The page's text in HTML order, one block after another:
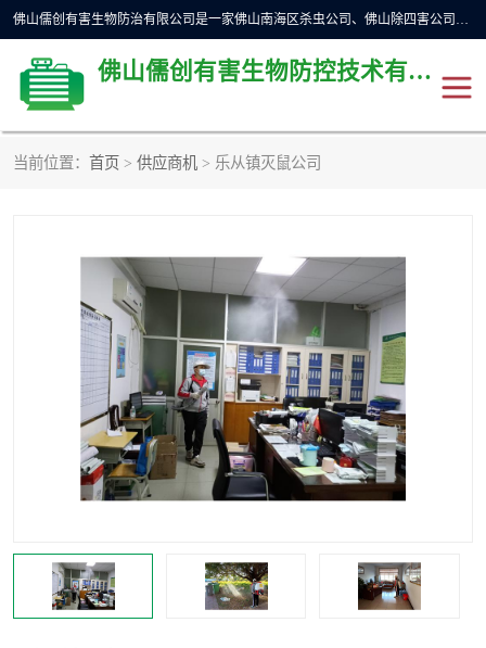
佛山儒创有害生物防治有限公司是一家佛山南海区杀虫公司、佛山除四害公司、佛山灭白蚁公司、佛山白蚁防治公司，让您远离虫害困扰。要问佛山白蚁防治哪家好？佛山儒创有害生物防治有限公司全佛山、广州，正规公司，上门勘查，可靠，售后有保障。
佛山儒创有害生物防控技术有限公司
当前位置： 首页 > 供应商机 > 乐从镇灭鼠公司
佛山灭白蚁公司 佛山杀虫公司
佛山除四害公司 灭鼠
灭蜱虫 消杀
灭苍蝇 灭跳蚤
灭蚊虫 灭蟑螂
白蚁工程 果蝇防治
害虫防治 灭杀害虫